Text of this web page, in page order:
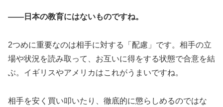
――日本の教育にはないものですね。
2つめに重要なのは相手に対する「配慮」です。相手の立
場や状況を読み取って、お互いに得をする状態で合意を結
ぶ。イギリスやアメリカはこれがうまいですね。
相手を安く買い叩いたり、徹底的に懲らしめるのではな